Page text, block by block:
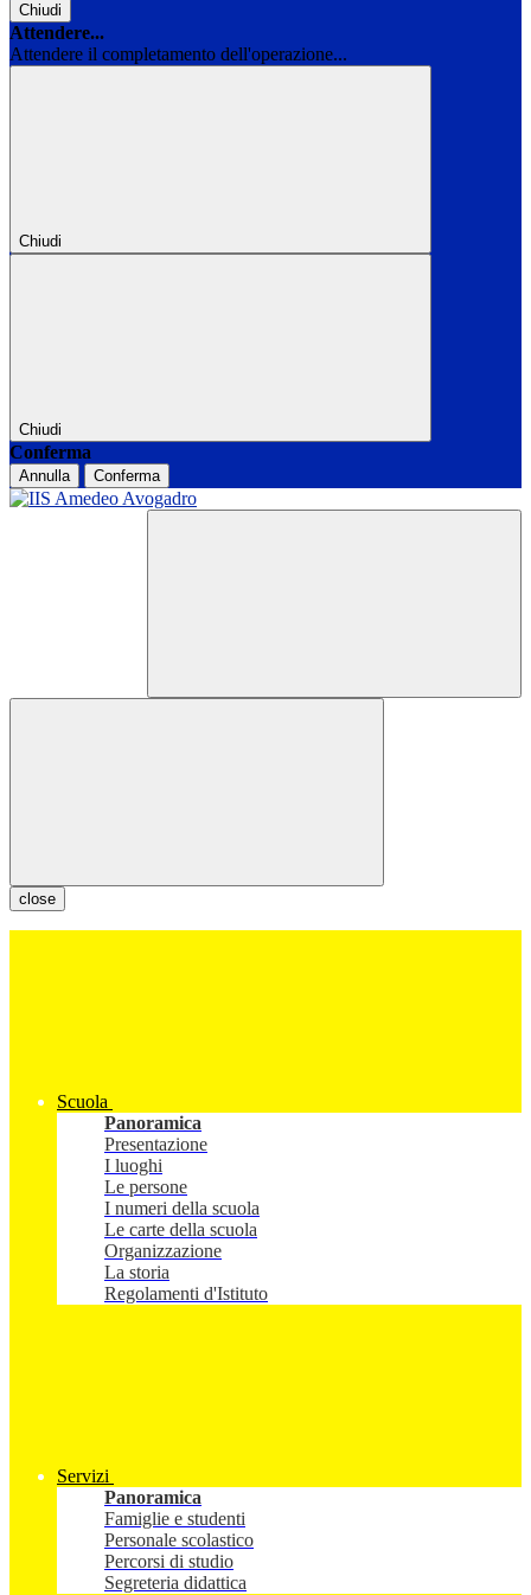
Chiudi
Attendere...
Attendere il completamento dell'operazione...
Chiudi
Chiudi
Conferma
Annulla Conferma
close
Scuola
Panoramica
Presentazione
I luoghi
Le persone
I numeri della scuola
Le carte della scuola
Organizzazione
La storia
Regolamenti d'Istituto
Servizi
Panoramica
Famiglie e studenti
Personale scolastico
Percorsi di studio
Segreteria didattica